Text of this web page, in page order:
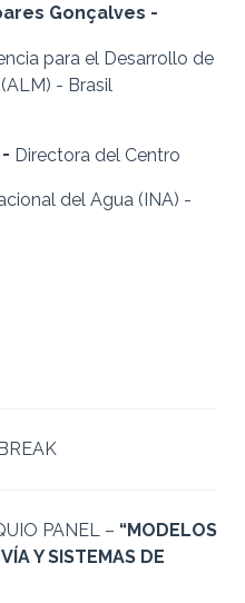
Gonçalves -
para el Desarrollo de
- Brasil
Directora del Centro
del Agua (INA) -
PANEL – “MODELOS
Y SISTEMAS DE